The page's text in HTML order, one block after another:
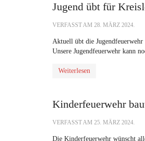
Jugend übt für
VERFASST AM 28. MÄRZ 2024.
Aktuell übt die
Unsere Jugendfeuerwehr kann
Weiterlesen
Kinderfeuerwehr
VERFASST AM 25. MÄRZ 2024.
Die Kinderfeuerwehr wünscht